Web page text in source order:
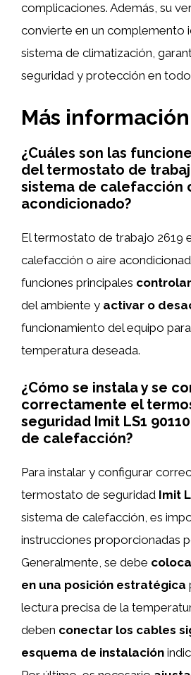
complicaciones. Además, su
convierte en un complemento
sistema de climatización,
seguridad y protección en
Más información
¿Cuáles son las
del termostato de
sistema de calefacción
acondicionado?
El termostato de trabajo 2619
calefacción o aire
funciones principales
del ambiente y activar o
funcionamiento del equipo
temperatura deseada.
¿Cómo se instala y se
correctamente el
seguridad Imit LS1
de calefacción?
Para instalar y configurar
termostato de seguridad Imit
sistema de calefacción, es
instrucciones proporcionadas
Generalmente, se debe
en una posición estratégica
lectura precisa de la
deben conectar los cables
esquema de instalación